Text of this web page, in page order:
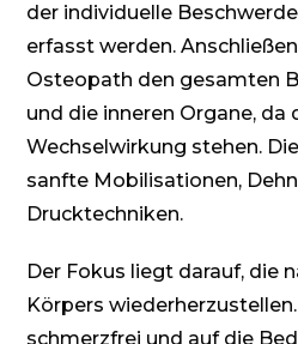
der individuelle
erfasst werden.
Osteopath den gesamten
und die inneren Organe, da
Wechselwirkung stehen.
sanfte Mobilisationen,
Drucktechniken.
Der Fokus liegt darauf, die
Körpers
schmerzfrei und auf die